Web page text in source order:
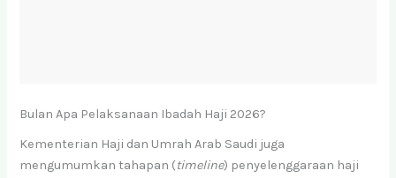
Bulan Apa Pelaksanaan Ibadah Haji 2026?
Kementerian Haji dan Umrah Arab Saudi juga
mengumumkan tahapan (timeline) penyelenggaraan haji